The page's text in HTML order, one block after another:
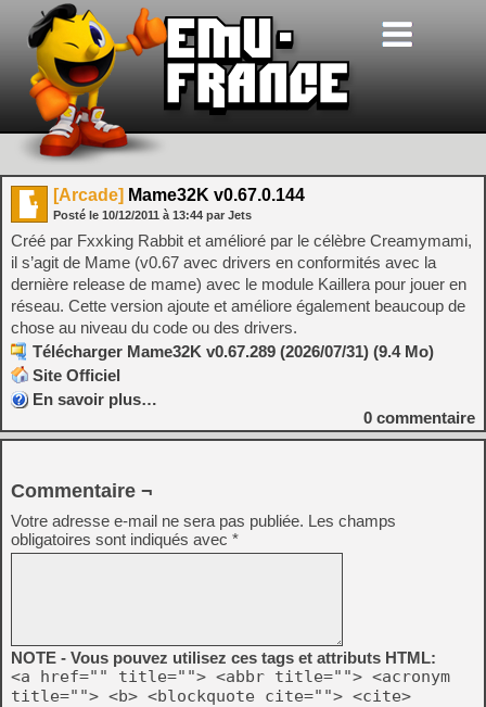
[Arcade] Mame32K v0.67.0.144
Posté le 10/12/2011 à 13:44 par Jets
Créé par Fxxking Rabbit et amélioré par le célèbre Creamymami,
il s’agit de Mame (v0.67 avec drivers en conformités avec la
dernière release de mame) avec le module Kaillera pour jouer en
réseau. Cette version ajoute et améliore également beaucoup de
chose au niveau du code ou des drivers.
Télécharger Mame32K v0.67.289 (2026/07/31) (9.4 Mo)
Site Officiel
En savoir plus…
0 commentaire
Commentaire ¬
Votre adresse e-mail ne sera pas publiée. Les champs
obligatoires sont indiqués avec *
NOTE - Vous pouvez utilisez ces tags et attributs HTML:
<a href="" title=""> <abbr title=""> <acronym
title=""> <b> <blockquote cite=""> <cite>